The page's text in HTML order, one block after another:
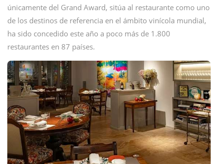
únicamente del Grand Award, sitúa al restaurante como uno
de los destinos de referencia en el ámbito vinícola mundial,
ha sido concedido este año a poco más de 1.800
restaurantes en 87 países.